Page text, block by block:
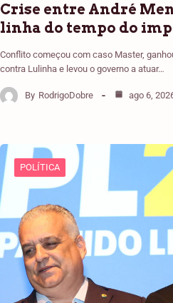
Crise entre André
linha do tempo do
Conflito começou com caso Master,
contra Lulinha e levou o governo a atuar…
By RodrigoDobre ago 6,
POLÍTICA